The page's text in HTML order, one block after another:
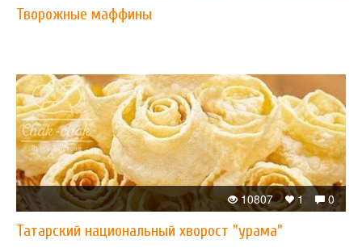
Творожные маффины
0
1
10807
Татарский национальный хворост "урама"